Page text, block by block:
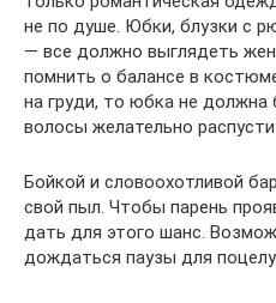
не по душе. Юбки, блузки с
— все должно выглядеть
помнить о балансе в
на груди, то юбка не
волосы желательно
Бойкой и словоохотливой
свой пыл. Чтобы парень
дать для этого шанс.
дождаться паузы для